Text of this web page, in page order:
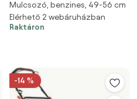
multifunkciós önjáró fűnyíró 4
az 1-ben (5911259942)
Mulcsozó, benzines, 49-56 cm
Elérhető 2 webáruházban
Raktáron
-14 %